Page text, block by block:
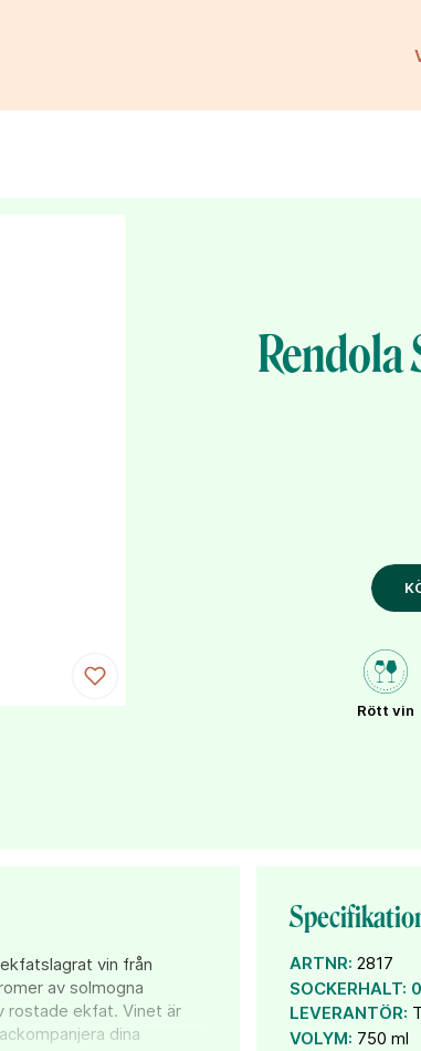
Rendola
Rött vin
vin från
av solmogna
rostade ekfat. Vinet är
dina
ARTNR: 2817
SOCKERHALT:
LEVERANTÖR:
VOLYM: 750 ml